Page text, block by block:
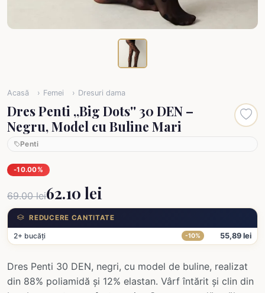
Acasă Femei Dresuri dama
Dres Penti ,,Big Dots'' 30 DEN –
Negru, Model cu Buline Mari
Penti
-10.00%
69.00 lei62.10 lei
REDUCERE CANTITATE
2+ bucăți -10% 55,89 lei
Dres Penti 30 DEN, negri, cu model de buline, realizat
din 88% poliamidă și 12% elastan. Vârf întărit și clin din